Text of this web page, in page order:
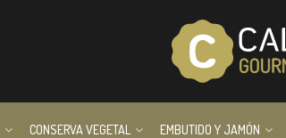
CONSERVA VEGETAL EMBUTIDO Y JAMÓN